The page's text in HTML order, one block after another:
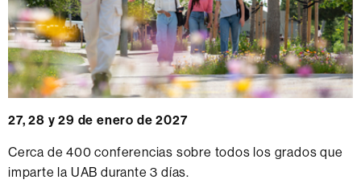
27, 28 y 29 de enero de 2027
Cerca de 400 conferencias sobre todos los grados que
imparte la UAB durante 3 días.